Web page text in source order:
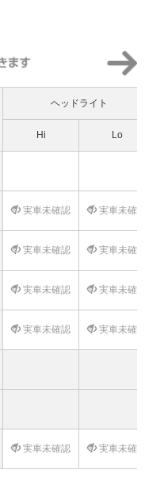
ヘッドライト
Hi Lo
実車未確認 実車未確
実車未確認 実車未確
実車未確認 実車未確
実車未確認 実車未確
実車未確認 実車未確